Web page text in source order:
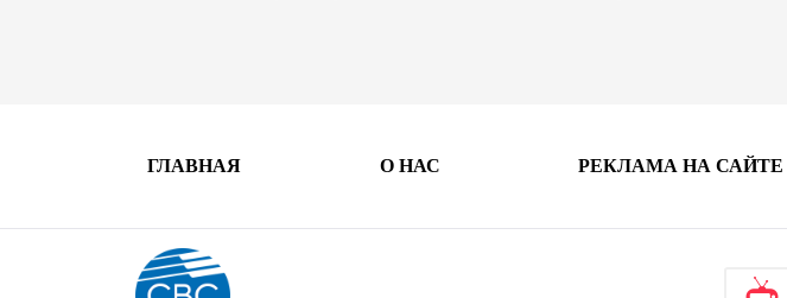
ГЛАВНАЯ О НАС РЕКЛАМА НА САЙТЕ